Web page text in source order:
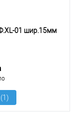
01 шир.15мм